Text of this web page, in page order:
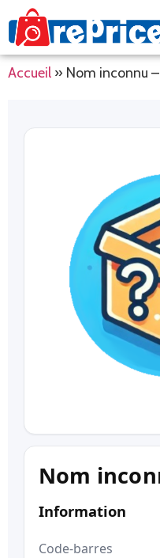
Accueil » Nom inconnu
Nom
Information
Code-barres